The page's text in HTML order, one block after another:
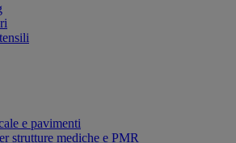
e pavimenti
strutture mediche e PMR